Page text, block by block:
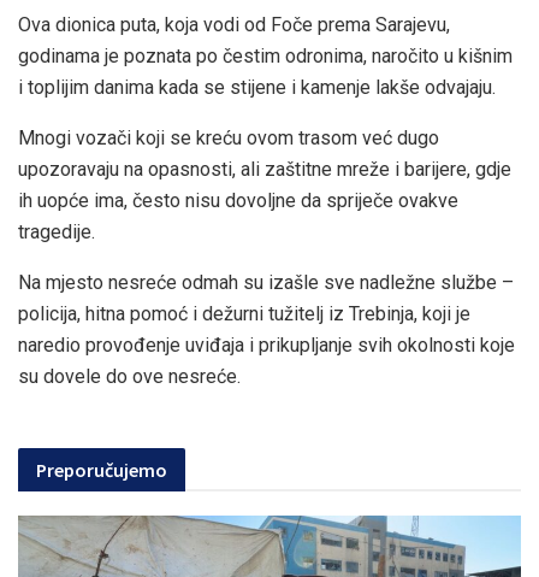
Ova dionica puta, koja vodi od Foče prema Sarajevu,
godinama je poznata po čestim odronima, naročito u kišnim
i toplijim danima kada se stijene i kamenje lakše odvajaju.
Mnogi vozači koji se kreću ovom trasom već dugo
upozoravaju na opasnosti, ali zaštitne mreže i barijere, gdje
ih uopće ima, često nisu dovoljne da spriječe ovakve
tragedije.
Na mjesto nesreće odmah su izašle sve nadležne službe –
policija, hitna pomoć i dežurni tužitelj iz Trebinja, koji je
naredio provođenje uviđaja i prikupljanje svih okolnosti koje
su dovele do ove nesreće.
Preporučujemo